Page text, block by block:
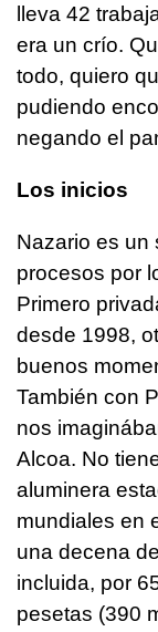
lleva 42
era un crío.
todo, quiero
pudiendo
negando el
Los inicios
Nazario es un
procesos por
Primero
desde 1998,
buenos
También con
nos
Alcoa. No
aluminera
mundiales en
una decena
incluida, por
pesetas (390